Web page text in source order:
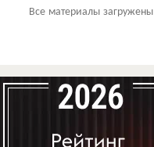
Все материалы загружены